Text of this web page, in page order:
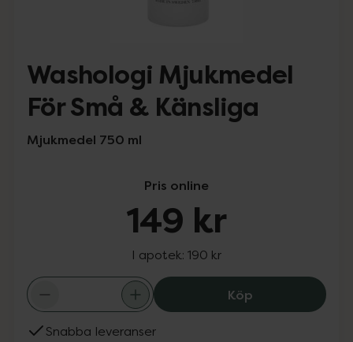
Washologi Mjukmedel
För Små & Känsliga
Mjukmedel 750 ml
Pris online
149 kr
I apotek: 190 kr
KöpWashologi
Snabba leveranser